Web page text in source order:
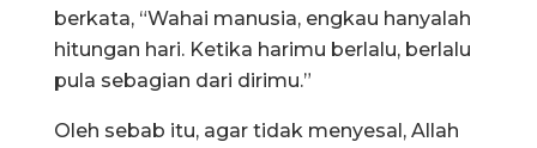
berkata, “Wahai manusia, engkau hanyalah
hitungan hari. Ketika harimu berlalu, berlalu
pula sebagian dari dirimu.”
Oleh sebab itu, agar tidak menyesal, Allah